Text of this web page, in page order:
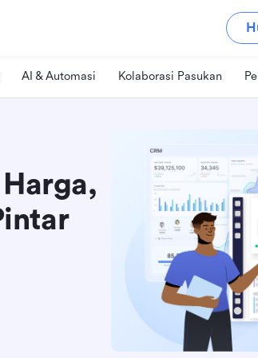
AI & Automasi Kolaborasi Pasukan